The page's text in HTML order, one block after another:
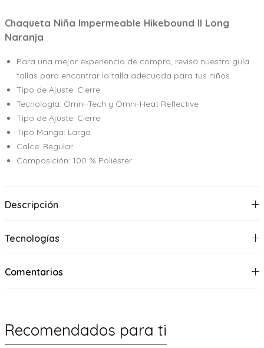
Chaqueta Niña Impermeable Hikebound ll Long
Naranja
Para una mejor experiencia de compra, revisa nuestra guía
tallas para encontrar la talla adecuada para tus niños.
Tipo de Ajuste: Cierre
Tecnología: Omni-Tech y Omni-Heat Reflective
Tipo de Ajuste: Cierre
Tipo Manga: Larga
Calce: Regular
Composición: 100 % Poliéster
Descripción
Tecnologías
Comentarios
Recomendados para ti